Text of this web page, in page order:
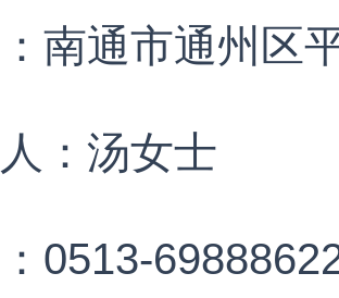
南通市通州区
：汤女士
0513-